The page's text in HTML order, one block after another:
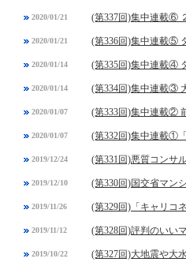
2020/01/21 (第337回)集中連載⑥
2020/01/21 (第336回)集中連載⑤
2020/01/14 (第335回)集中連載④
2020/01/14 (第334回)集中連載③
2020/01/07 (第333回)集中連載②
2020/01/07 (第332回)集中連載①
2019/12/24 (第331回)悪質コンサ
2019/12/10 (第330回)国交省マン
2019/11/26 (第329回)「キャリコ
2019/11/12 (第328回)評判のいい
2019/10/22 (第327回)大地震や大